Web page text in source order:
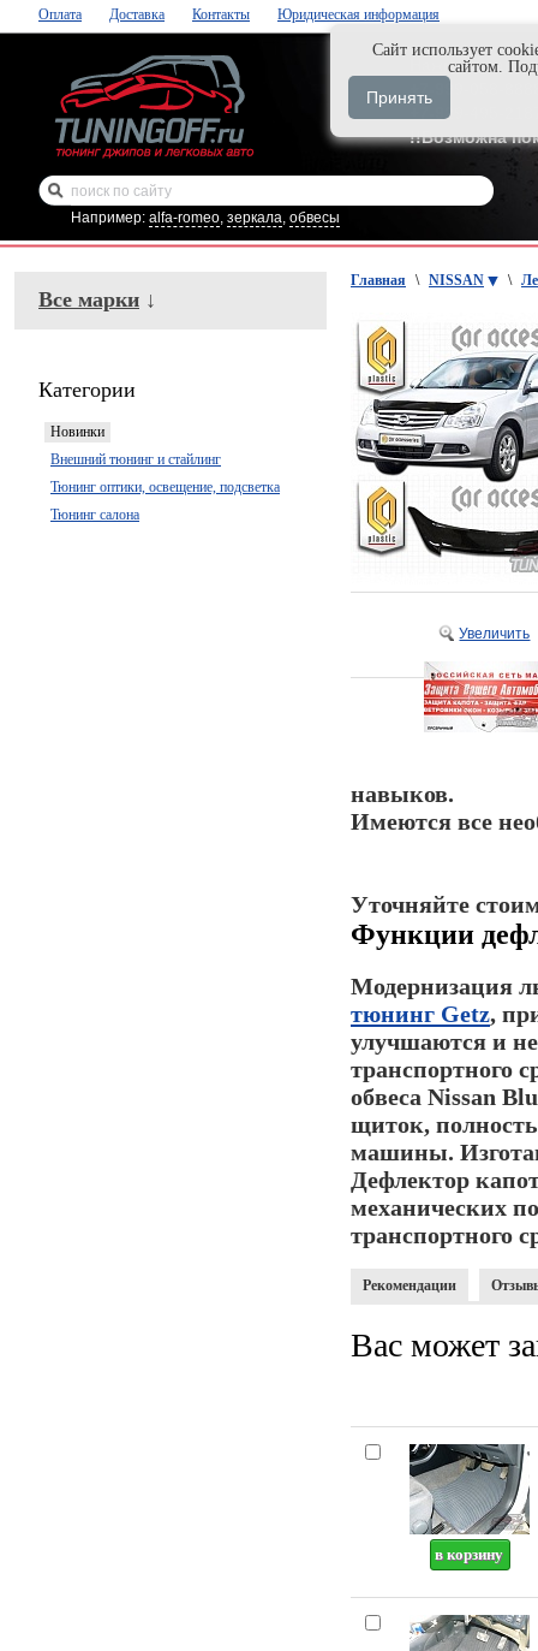
Оплата Доставка Контакты Юридическая информация
Нажми и
+7-929-495-
!!Возможна
Например: alfa-romeo, зеркала, обвесы
Все марки ↓
Категории
Новинки
Внешний тюнинг и стайлинг
Тюнинг оптики, освещение, подсветка
Тюнинг салона
Главная \ NISSAN \
Увеличить
навыков.
Имеются все
Уточняйте
Функции
Модернизация
тюнинг Getz,
улучшаются и
транспортного
обвеса Nissan
щиток,
машины.
Дефлектор
механических
транспортного
Рекомендации
Вас может
Cайт использует
сайтом.
Принять